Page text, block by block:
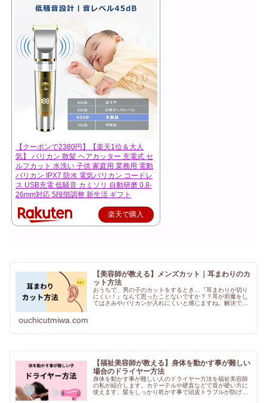
【クーポンで2380円】【楽天1位＆大人
気】 バリカン 散髪 ヘアカッター 充電式 セ
ルフカット 水洗い 子供 家庭用 業務用 電動
バリカン IPX7 防水 電気バリカン コードレ
ス USB充電 低騒音 カミソリ 自動研磨 0.8-
26mm対応 5段階調整 新生活 ギフト
楽天で購入
【美容師が教える】メンズカット｜耳まわりのカ
ット方法
おうちで、男の子のカットをするとき…『耳まわりが切り
にくい！』なんて思ったことないですか？？耳が邪魔をし
てはさみやバリカンが入れにくいと感じますね。解決でき
ouchicutmiwa.com
【福祉美容師が教える】身体を動かす事が難しい
場合のドライヤー方法
身体を動かす事が難しい人のドライヤー方法を福祉美容師
の私が紹介します。カテーテルや硬直などで首が硬い方に
使えます。髪をしっかり乾かす事で頭皮トラブルが防げま